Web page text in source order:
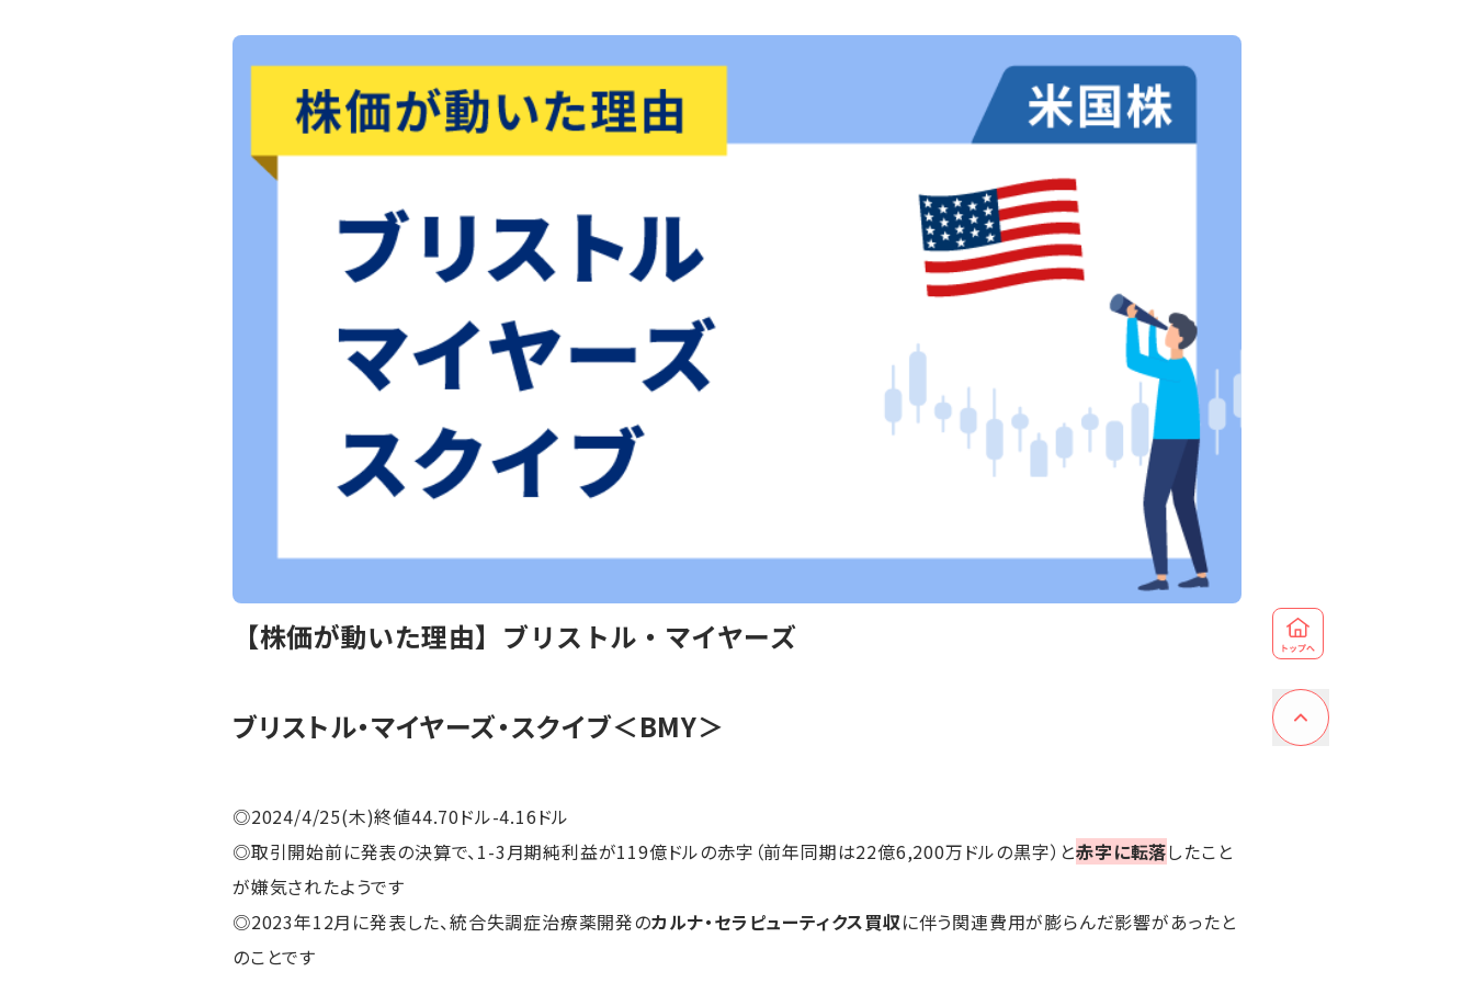
【株価が動いた理由】ブリストル・マイヤーズ
ブリストル・マイヤーズ・スクイブ＜BMY＞
◎2024/4/25(木)終値44.70ドル-4.16ドル
◎取引開始前に発表の決算で、1-3月期純利益が119億ドルの赤字（前年同期は22億6,200万ドルの黒字）と赤字に転落したこと
が嫌気されたようです
◎2023年12月に発表した、統合失調症治療薬開発のカルナ・セラピューティクス買収に伴う関連費用が膨らんだ影響があったと
のことです